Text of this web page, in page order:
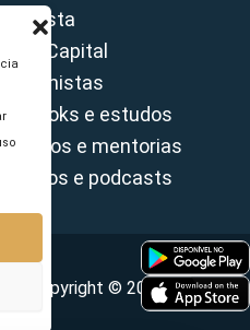
Revista
Tax Capital
Colunistas
E-books e estudos
Cursos e mentorias
Vídeos e podcasts
Copyright © 2026 - Portal